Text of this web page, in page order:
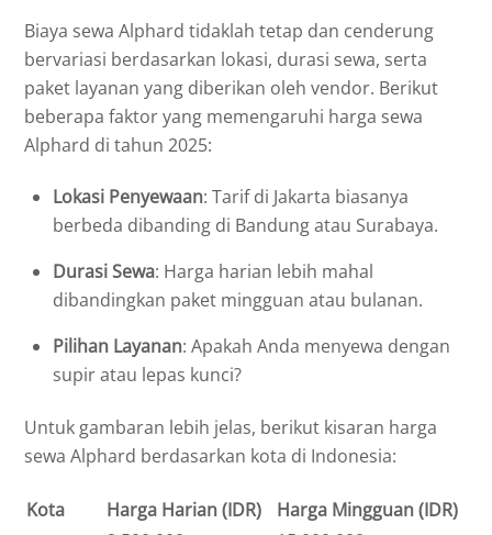
Biaya sewa Alphard tidaklah tetap dan cenderung
bervariasi berdasarkan lokasi, durasi sewa, serta
paket layanan yang diberikan oleh vendor. Berikut
beberapa faktor yang memengaruhi harga sewa
Alphard di tahun 2025:
Lokasi Penyewaan: Tarif di Jakarta biasanya
berbeda dibanding di Bandung atau Surabaya.
Durasi Sewa: Harga harian lebih mahal
dibandingkan paket mingguan atau bulanan.
Pilihan Layanan: Apakah Anda menyewa dengan
supir atau lepas kunci?
Untuk gambaran lebih jelas, berikut kisaran harga
sewa Alphard berdasarkan kota di Indonesia:
Kota Harga Harian (IDR)
Harga Mingguan (IDR)